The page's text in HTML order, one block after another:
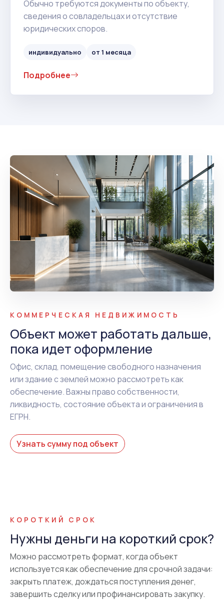
Обычно требуются документы по объекту,
сведения о совладельцах и отсутствие
юридических споров.
индивидуально от 1 месяца
Подробнее
КОММЕРЧЕСКАЯ НЕДВИЖИМОСТЬ
Объект может работать дальше,
пока идет оформление
Офис, склад, помещение свободного назначения
или здание с землей можно рассмотреть как
обеспечение. Важны право собственности,
ликвидность, состояние объекта и ограничения в
ЕГРН.
Узнать сумму под объект
КОРОТКИЙ СРОК
Нужны деньги на короткий срок?
Можно рассмотреть формат, когда объект
используется как обеспечение для срочной задачи:
закрыть платеж, дождаться поступления денег,
завершить сделку или профинансировать закупку.